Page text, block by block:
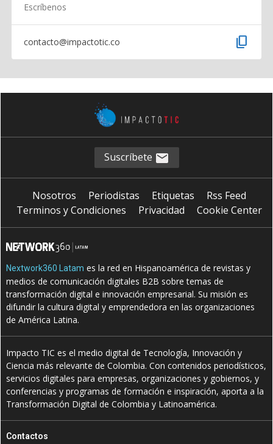
Escríbenos
contacto@impactotic.co content_copy
Suscríbete
Nosotros Periodistas Etiquetas
Rss Feed
Terminos y Condiciones
Privacidad Cookie Center
Nextwork360 Latam es la red en Hispanoamérica de revistas y
medios de comunicación digitales B2B sobre temas de
transformación digital e innovación empresarial. Su misión es
difundir la cultura digital y emprendedora en las organizaciones
de América Latina.
Impacto TIC es el medio digital de Tecnología, Innovación y
Ciencia más relevante de Colombia. Con contenidos periodísticos,
servicios digitales para empresas, organizaciones y gobiernos, y
conferencias y programas de formación e inspiración, aporta a la
Transformación Digital de Colombia y Latinoamérica.
Contactos